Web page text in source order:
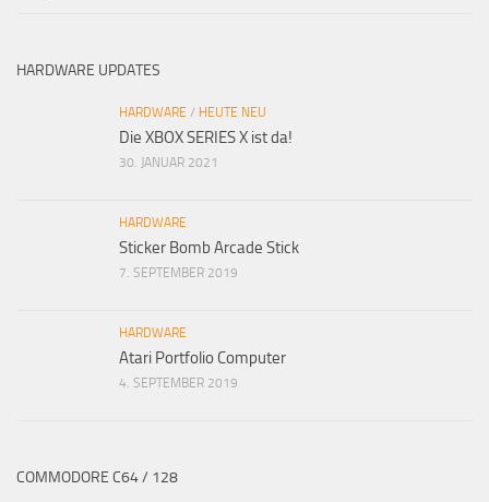
HARDWARE UPDATES
HARDWARE / HEUTE NEU
Die XBOX SERIES X ist da!
30. JANUAR 2021
HARDWARE
Sticker Bomb Arcade Stick
7. SEPTEMBER 2019
HARDWARE
Atari Portfolio Computer
4. SEPTEMBER 2019
COMMODORE C64 / 128